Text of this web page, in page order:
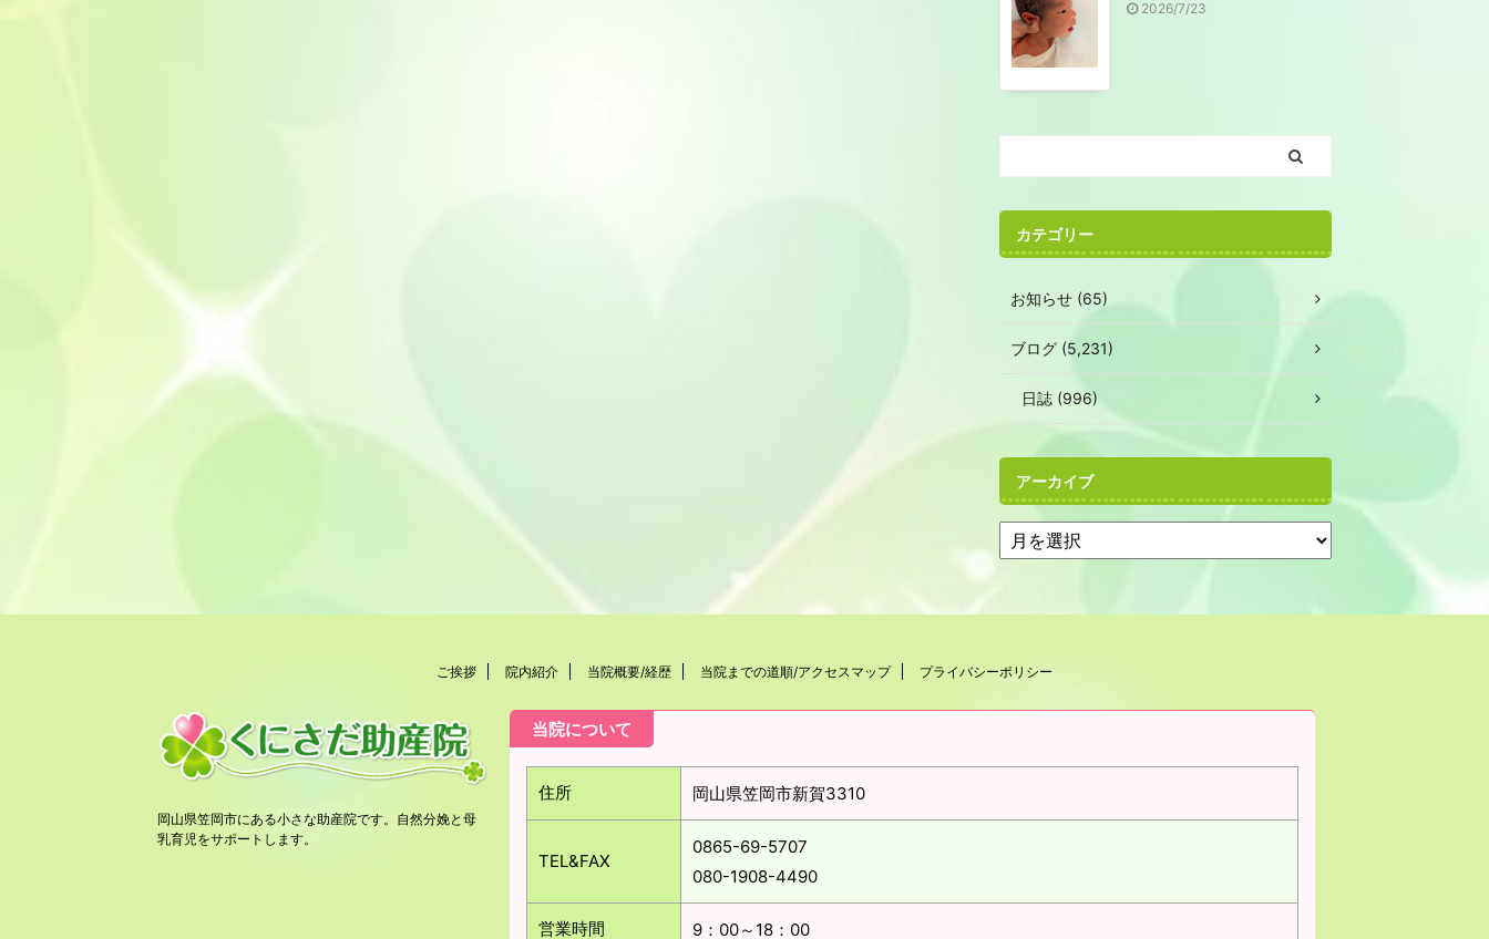
2026/7/23
カテゴリー
お知らせ (65)
ブログ (5,231)
日誌 (996)
アーカイブ
ご挨拶 院内紹介 当院概要/経歴 当院までの道順/アクセスマップ プライバシーポリシー
当院について
住所 岡山県笠岡市新賀3310
TEL&FAX
0865-69-5707
080-1908-4490
営業時間 9：00～18：00
岡山県笠岡市にある小さな助産院です。自然分娩と母
乳育児をサポートします。